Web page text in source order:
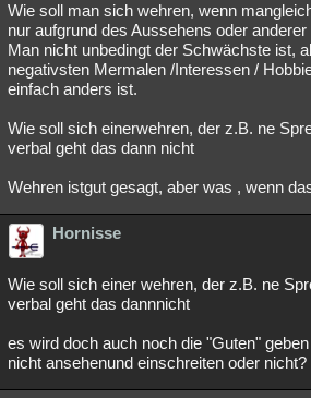
Wie soll man sich wehren, wenn
nur aufgrund des Aussehens oder
Man nicht unbedingt der Schwächste ist,
negativsten Mermalen /Interessen /
einfach anders ist.
Wie soll sich einerwehren, der z.B. ne
verbal geht das dann nicht
Wehren istgut gesagt, aber was , wenn
Hornisse
Wie soll sich einer wehren, der z.B. ne
verbal geht das dannnicht
es wird doch auch noch die "Guten"
nicht ansehenund einschreiten oder nicht?